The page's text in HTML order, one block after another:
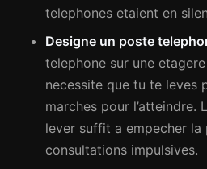
telephones etaient en
Designe un poste
telephone sur une
necessite que tu te leves
marches pour
lever suffit a empecher la
consultations impulsives.